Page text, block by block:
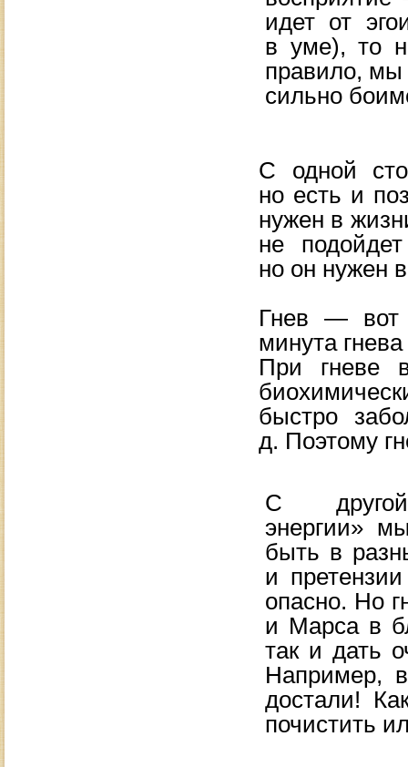
идет от
в уме), то
правило, мы
сильно
С
одной
но есть и
нужен в
не
но он нужен
Гнев
—
минута
При гневе
быстро
д. Поэтому
С
энергии»
быть в
и
опасно. Но
и Марса в
так и дать
Например,
достали!
почистить